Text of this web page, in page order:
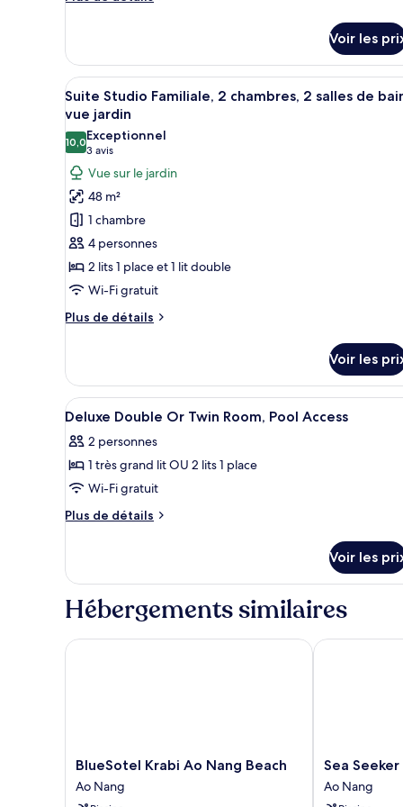
lits
jumeaux,
vue
jardin
le
type
de
chambre
Chambre
Supérieure
Double
ou
avec
lits
jumeaux,
vue
jardin
Voir les
Afficher
toutes
les
photos
pour
ce
type
de
chambre :
Suite
Studio
Familiale,
2
salles
de
bains,
vue
jardin
Une chambre d’hôtel avec
19
Suite Studio Familiale, 2 chambres, 2 salles de
vue jardin
10,010,0 sur 10
Exceptionnel
3 avis
(3 avis)
Vue sur le jardin
48 m²
1 chambre
4 personnes
2 lits 1 place et 1 lit double
Wi-Fi gratuit
Plus de détails
Plus
le
type
de
Suite
Studio
chambres,
2
bains,
jardin
Voir les
Afficher
toutes
les
photos
pour
ce
chambre :
Deluxe
Double
Or
Twin
Coffres-forts dans les
9
Deluxe Double Or Twin Room, Pool Access
2 personnes
1 très grand lit OU 2 lits 1 place
Wi-Fi gratuit
Plus de détails
Plus
le
type
de
Deluxe
Voir les
Hébergements similaires
BlueSotel
Krabi
Ao
BlueSotel Krabi Ao Nang Beach
Ao Nang
BlueSotel Krabi Ao Nang Beach
Sea
Seeker
Krabi
Sea
Ao Nang
Sea Seeker